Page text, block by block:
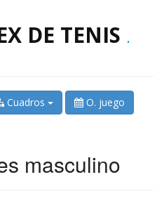
DE TENIS .
Cuadros
O. juego
masculino